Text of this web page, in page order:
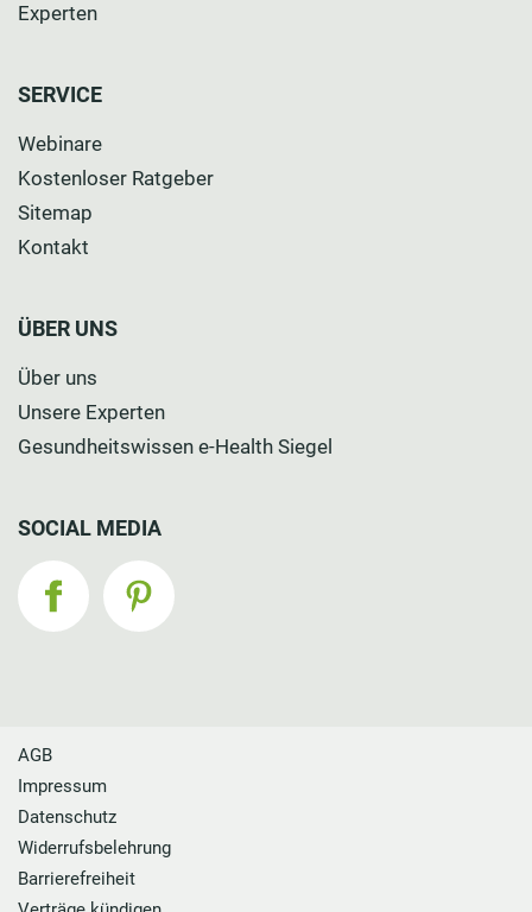
Experten
SERVICE
Webinare
Kostenloser Ratgeber
Sitemap
Kontakt
ÜBER UNS
Über uns
Unsere Experten
Gesundheitswissen e-Health Siegel
SOCIAL MEDIA
AGB
Impressum
Datenschutz
Widerrufsbelehrung
Barrierefreiheit